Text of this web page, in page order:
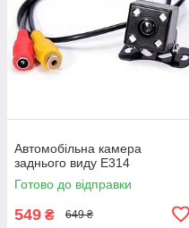
Автомобільна камера
заднього виду E314
Готово до відправки
549 ₴ 649 ₴